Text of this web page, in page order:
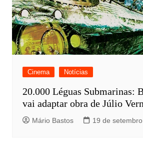
Cinema Notícias
20.000 Léguas Submarinas:
vai adaptar obra de Júlio
Mário Bastos 19 de